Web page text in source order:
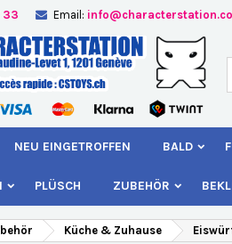
33 Email:
NEU EINGETROFFEN BALD
PLÜSCH ZUBEHÖR
Küche & Zuhause
Auf
Name
Sie
können.